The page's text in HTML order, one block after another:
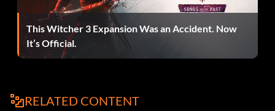
Feuerwerk
This Witcher 3 Expansion Was an Accident. Now
It’s Official.
RELATED CONTENT